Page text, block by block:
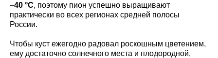
−40 °C, поэтому пион успешно выращивают
практически во всех регионах средней полосы
России.
Чтобы куст ежегодно радовал роскошным цветением,
ему достаточно солнечного места и плодородной,